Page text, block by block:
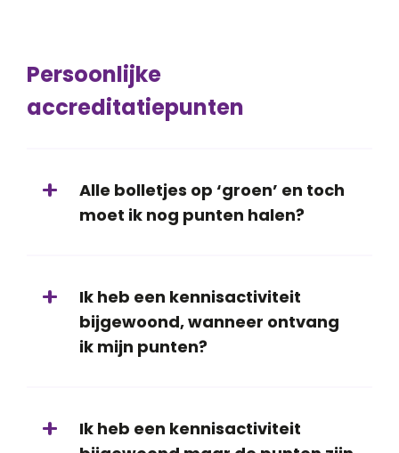
Persoonlijke
accreditatiepunten
Alle bolletjes op ‘groen’ en toch
moet ik nog punten halen?
Ik heb een kennisactiviteit
bijgewoond, wanneer ontvang
ik mijn punten?
Ik heb een kennisactiviteit